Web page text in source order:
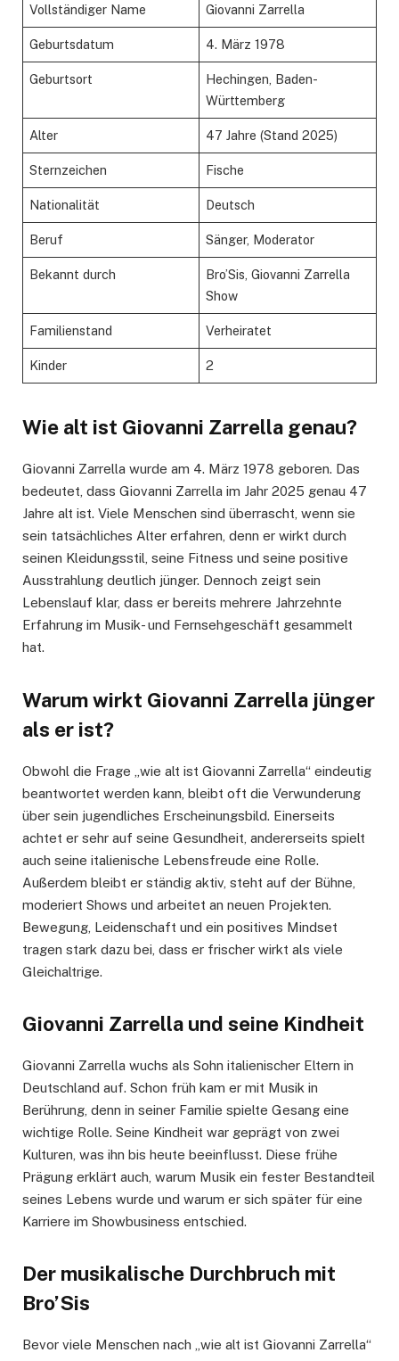
Vollständiger Name Giovanni Zarrella
Geburtsdatum 4. März 1978
Geburtsort
Hechingen, Baden-
Württemberg
Alter 47 Jahre (Stand 2025)
Sternzeichen Fische
Nationalität Deutsch
Beruf Sänger, Moderator
Bekannt durch
Bro’Sis, Giovanni Zarrella
Show
Familienstand Verheiratet
Kinder 2
Wie alt ist Giovanni Zarrella genau?
Giovanni Zarrella wurde am 4. März 1978 geboren. Das
bedeutet, dass Giovanni Zarrella im Jahr 2025 genau 47
Jahre alt ist. Viele Menschen sind überrascht, wenn sie
sein tatsächliches Alter erfahren, denn er wirkt durch
seinen Kleidungsstil, seine Fitness und seine positive
Ausstrahlung deutlich jünger. Dennoch zeigt sein
Lebenslauf klar, dass er bereits mehrere Jahrzehnte
Erfahrung im Musik- und Fernsehgeschäft gesammelt
hat.
Warum wirkt Giovanni Zarrella jünger
als er ist?
Obwohl die Frage „wie alt ist Giovanni Zarrella“ eindeutig
beantwortet werden kann, bleibt oft die Verwunderung
über sein jugendliches Erscheinungsbild. Einerseits
achtet er sehr auf seine Gesundheit, andererseits spielt
auch seine italienische Lebensfreude eine Rolle.
Außerdem bleibt er ständig aktiv, steht auf der Bühne,
moderiert Shows und arbeitet an neuen Projekten.
Bewegung, Leidenschaft und ein positives Mindset
tragen stark dazu bei, dass er frischer wirkt als viele
Gleichaltrige.
Giovanni Zarrella und seine Kindheit
Giovanni Zarrella wuchs als Sohn italienischer Eltern in
Deutschland auf. Schon früh kam er mit Musik in
Berührung, denn in seiner Familie spielte Gesang eine
wichtige Rolle. Seine Kindheit war geprägt von zwei
Kulturen, was ihn bis heute beeinflusst. Diese frühe
Prägung erklärt auch, warum Musik ein fester Bestandteil
seines Lebens wurde und warum er sich später für eine
Karriere im Showbusiness entschied.
Der musikalische Durchbruch mit
Bro’Sis
Bevor viele Menschen nach „wie alt ist Giovanni Zarrella“